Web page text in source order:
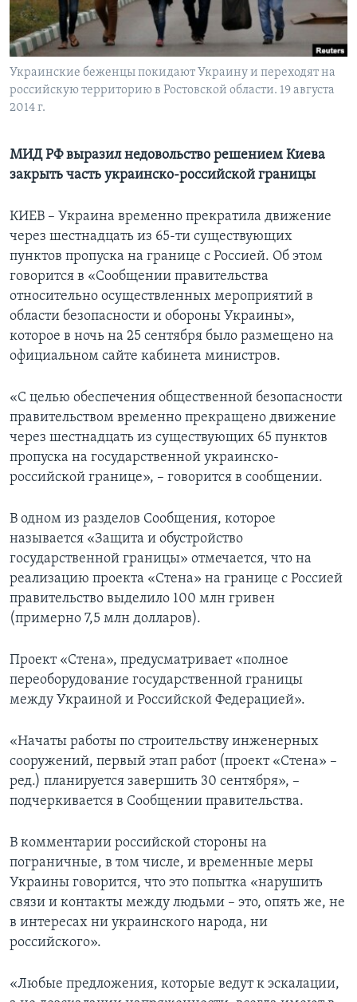
Learning English
СОЦИАЛЬНЫЕ СЕТИ
Языки
Украинские беженцы покидают Украину и переходят на
российскую территорию в Ростовской области. 19 августа
2014 г.
МИД РФ выразил недовольство решением Киева
закрыть часть украинско-российской границы
КИЕВ – Украина временно прекратила движение
через шестнадцать из 65-ти существующих
пунктов пропуска на границе с Россией. Об этом
говорится в «Сообщении правительства
относительно осуществленных мероприятий в
области безопасности и обороны Украины»,
которое в ночь на 25 сентября было размещено на
официальном сайте кабинета министров.
«С целью обеспечения общественной безопасности
правительством временно прекращено движение
через шестнадцать из существующих 65 пунктов
пропуска на государственной украинско-
российской границе», – говорится в сообщении.
В одном из разделов Сообщения, которое
называется «Защита и обустройство
государственной границы» отмечается, что на
реализацию проекта «Стена» на границе с Россией
правительство выделило 100 млн гривен
(примерно 7,5 млн долларов).
Проект «Стена», предусматривает «полное
переоборудование государственной границы
между Украиной и Российской Федерацией».
«Начаты работы по строительству инженерных
сооружений, первый этап работ (проект «Стена» –
ред.) планируется завершить 30 сентября», –
подчеркивается в Сообщении правительства.
В комментарии российской стороны на
пограничные, в том числе, и временные меры
Украины говорится, что это попытка «нарушить
связи и контакты между людьми – это, опять же, не
в интересах ни украинского народа, ни
российского».
«Любые предложения, которые ведут к эскалации,